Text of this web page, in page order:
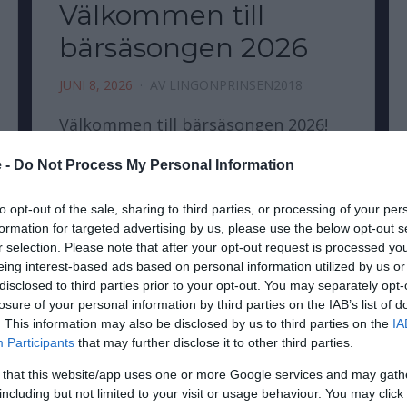
- Do Not Process My Personal Information
opt-out of the sale, sharing to third parties, or processing of your
for targeted advertising by us, please use the below opt-out
selection. Please note that after your opt-out request is processed
interest-based ads based on personal information utilized by us
to third parties prior to your opt-out. You may separately
of your personal information by third parties on the IAB’s list of
This information may also be disclosed by us to third parties on the
Participants that may further disclose it to other third parties.
that this website/app uses one or more Google services and may
but not limited to your visit or usage behaviour. You may
Välkommen till
bärsäsongen 2026
JUNI 8, 2026 AV LINGONPRINSEN2018
Välkommen till bärsäsongen 2026!
Efter en lång och mörk vinter är
börjar en ny bärsäsong i skogarna
och just nu pågår blomningen för
fullt här uppe…
LÄS MER